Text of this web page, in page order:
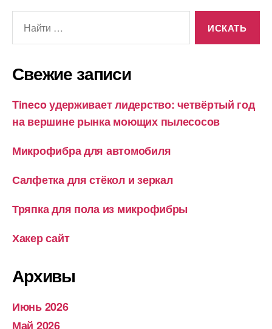
невелике
утеплення
Піноплекс,
дверима.»
Свежие записи
Tineco удерживает лидерство: четвёртый год
на вершине рынка моющих пылесосов
Микрофибра для автомобиля
Салфетка для стёкол и зеркал
Тряпка для пола из микрофибры
Хакер сайт
Архивы
Июнь 2026
Май 2026